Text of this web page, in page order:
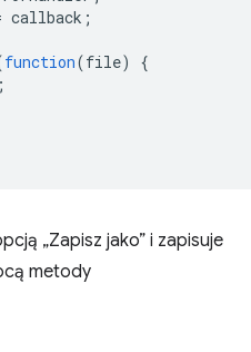
callback ;
function(file)
{
„Zapisz jako” i zapisuje
metody